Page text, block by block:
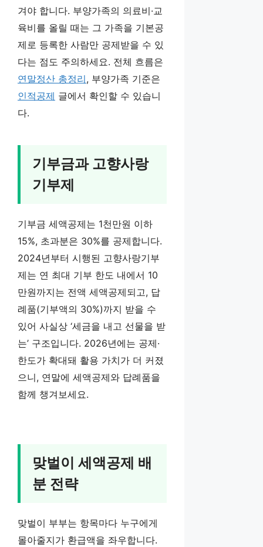
겨야 합니다. 부양가족의 의료비·교
육비를 올릴 때는 그 가족을 기본공
제로 등록한 사람만 공제받을 수 있
다는 점도 주의하세요. 전체 흐름은
연말정산 총정리, 부양가족 기준은
인적공제 글에서 확인할 수 있습니
다.
기부금과 고향사랑
기부제
기부금 세액공제는 1천만원 이하
15%, 초과분은 30%를 공제합니다.
2024년부터 시행된 고향사랑기부
제는 연 최대 기부 한도 내에서 10
만원까지는 전액 세액공제되고, 답
례품(기부액의 30%)까지 받을 수
있어 사실상 ‘세금을 내고 선물을 받
는’ 구조입니다. 2026년에는 공제·
한도가 확대돼 활용 가치가 더 커졌
으니, 연말에 세액공제와 답례품을
함께 챙겨보세요.
맞벌이 세액공제 배
분 전략
맞벌이 부부는 항목마다 누구에게
몰아줄지가 환급액을 좌우합니다.